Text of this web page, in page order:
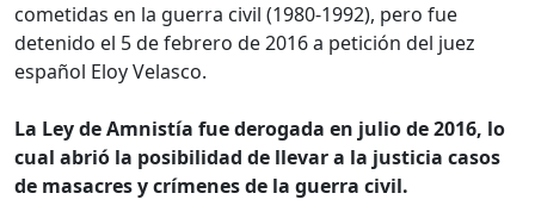
cometidas en la guerra civil (1980-1992), pero fue
detenido el 5 de febrero de 2016 a petición del juez
español Eloy Velasco.
La Ley de Amnistía fue derogada en julio de 2016, lo
cual abrió la posibilidad de llevar a la justicia casos
de masacres y crímenes de la guerra civil.